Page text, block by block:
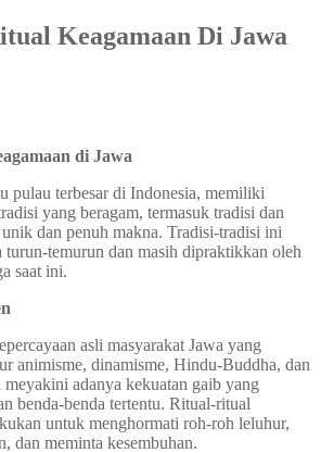
Keagamaan Di Jawa
di Jawa
pulau terbesar di Indonesia, memiliki
yang beragam, termasuk tradisi dan
dan penuh makna. Tradisi-tradisi ini
turun-temurun dan masih dipraktikkan oleh
saat ini.
asli masyarakat Jawa yang
animisme, dinamisme, Hindu-Buddha, dan
adanya kekuatan gaib yang
benda-benda tertentu. Ritual-ritual
untuk menghormati roh-roh leluhur,
dan meminta kesembuhan.